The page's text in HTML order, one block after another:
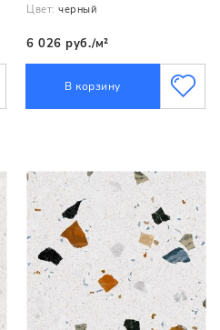
Цвет: черный
6 026 руб./м²
В корзину